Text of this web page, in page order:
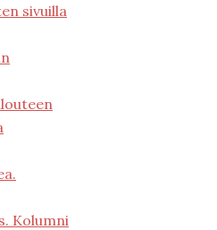
sivuilla
Kolumni